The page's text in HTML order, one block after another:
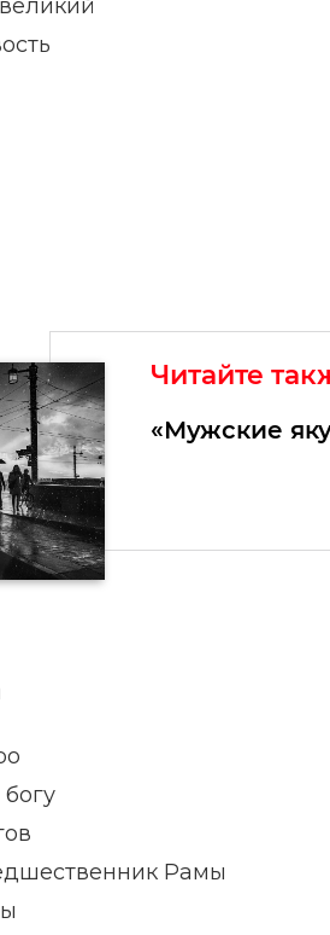
Читайте
«Мужские
Рамы